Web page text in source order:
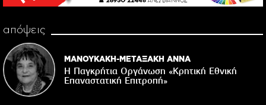
απόψεις
ΜΑΝΟΥΚΑΚΗ-ΜΕΤΑΞΑΚΗ ΑΝΝΑ
Η Παγκρήτια Οργάνωση «Κρητική Εθνική
Επαναστατική Eπιτροπή»